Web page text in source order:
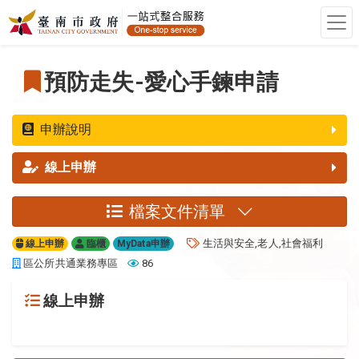
跳至主要內容
跳至主要內容
預防走失-愛心手鍊申請
申辦說明
線上申辦
檔案文件清單
線上申辦 臨櫃 MyData申辦 關鍵字
生活與安全,老人,社會福利
單位
區公所共通業務專區 關看人數
86
線上申辦